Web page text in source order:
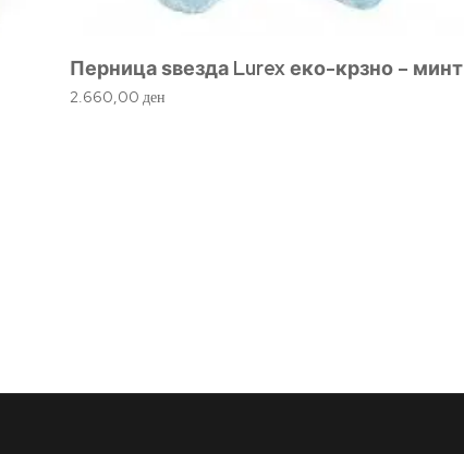
Перница ѕвезда Lurex еко-крзно – минт
2.660,00ден